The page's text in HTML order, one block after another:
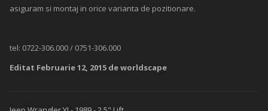
asiguram si montaj in orice varianta de pozitionare.
tel: 0722-306.000 / 0751-306.000
Editat Februarie 12, 2015 de worldscape